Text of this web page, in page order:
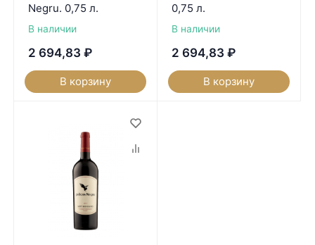
Negru. 0,75 л.
В наличии
2 694,83 ₽
В корзину
0,75 л.
В наличии
2 694,83 ₽
В корзину